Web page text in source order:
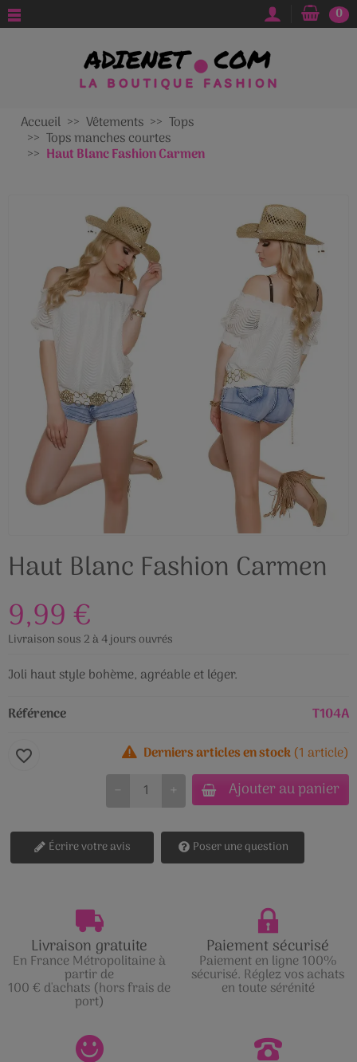
0
Accueil Vêtements Tops
Tops manches courtes
Haut Blanc Fashion Carmen
Haut Blanc Fashion Carmen
9,99 €
Livraison sous 2 à 4 jours ouvrés
Joli haut style bohème, agréable et léger.
Référence
T104A
Derniers articles en stock(1 article)
+
− Ajouter au panier
favorite_border
Écrire votre avis Poser une question
Livraison gratuite
En France Métropolitaine à
partir de
100 € d'achats (hors frais de
port)
Paiement sécurisé
Paiement en ligne 100%
sécurisé. Réglez vos achats
en toute sérénité